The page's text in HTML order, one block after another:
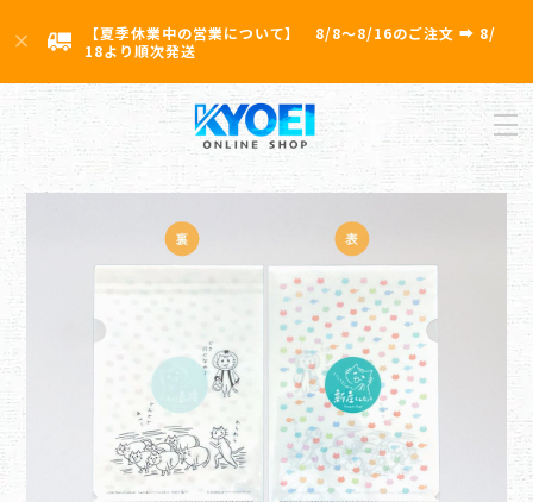
【夏季休業中の営業について】 8/8〜8/16のご注文 ➡ 8/
18より順次発送